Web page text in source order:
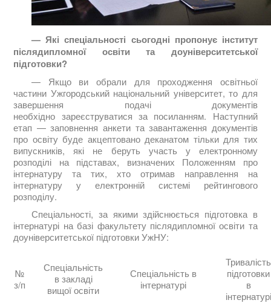
— Які спеціальності сьогодні пропонує інститут
післядипломної освіти та доуніверситетської
підготовки?
— Якщо ви обрали для проходження освітньої
частини Ужгородський національний університет, то для
завершення подачі документів
необхідно зареєструватися за посиланням. Наступний
етап — заповнення анкети та завантаження документів
про освіту буде акцептовано деканатом тільки для тих
випускників, які не беруть участь у електронному
розподілі на підставах, визначених Положенням про
інтернатуру та тих, хто отримав направлення на
інтернатуру у електронній системі рейтингового
розподілу.
Спеціальності, за якими здійснюється підготовка в
інтернатурі на базі факультету післядипломної освіти та
доуніверситетської підготовки УжНУ:
№
з/п
Спеціальність
в закладі
вищої освіти
Спеціальність в
інтернатурі
Тривалість
підготовки
в
інтернатурі